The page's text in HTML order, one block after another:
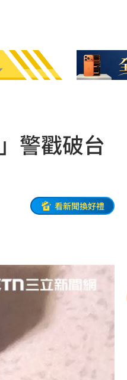
警戳破台
看新聞換好禮